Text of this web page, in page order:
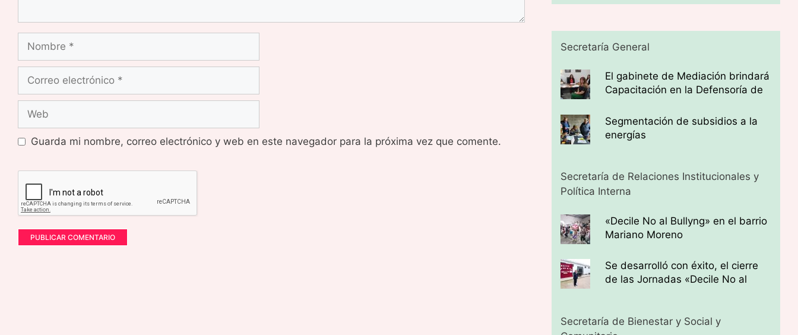
Nombre
Correo
Web
Guarda mi nombre, correo electrónico y web en este navegador para la próxima vez que comente.
Secretaría General
El gabinete de Mediación brindará
Capacitación en la Defensoría de
Segmentación de subsidios a la
energías
Secretaría de Relaciones Institucionales y
Política Interna
«Decile No al Bullyng» en el barrio
Mariano Moreno
Se desarrolló con éxito, el cierre
de las Jornadas «Decile No al
Secretaría de Bienestar y Social y